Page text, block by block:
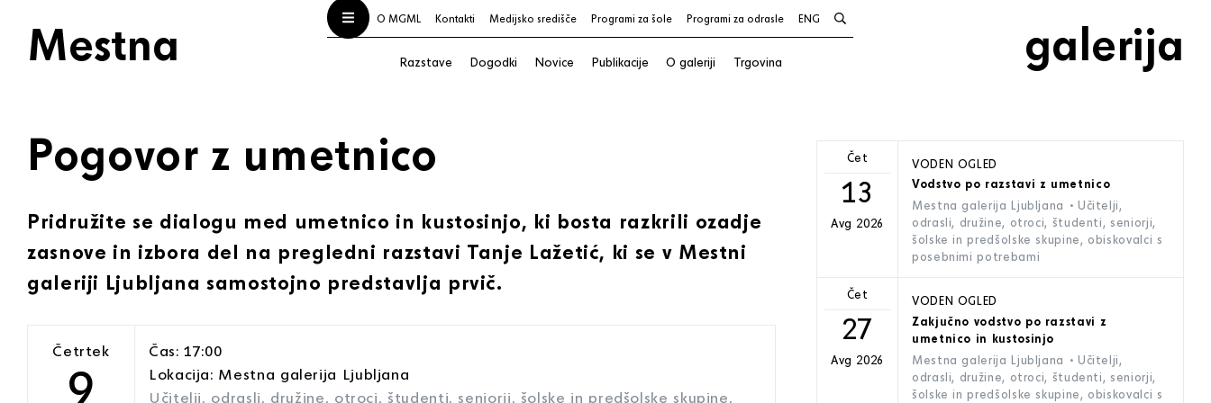
Mestna O MGML Kontakti Medijsko središče Programi za šole Programi za odrasle ENG
Razstave Dogodki Novice Publikacije O galeriji Trgovina
galerija
Pogovor z umetnico
Pridružite se dialogu med umetnico in kustosinjo, ki bosta razkrili ozadje
zasnove in izbora del na pregledni razstavi Tanje Lažetić, ki se v Mestni
galeriji Ljubljana samostojno predstavlja prvič.
Četrtek
Čas: 17:00
Lokacija: Mestna galerija Ljubljana
Učitelji, odrasli, družine, otroci, študenti, seniorji, šolske in predšolske skupine,
Čet
13
Avg 2026
VODEN OGLED
Vodstvo po razstavi z umetnico
Mestna galerija Ljubljana • Učitelji,
odrasli, družine, otroci, študenti, seniorji,
šolske in predšolske skupine, obiskovalci s
posebnimi potrebami
Čet
27
Avg 2026
VODEN OGLED
Zakjučno vodstvo po razstavi z
umetnico in kustosinjo
Mestna galerija Ljubljana • Učitelji,
odrasli, družine, otroci, študenti, seniorji,
šolske in predšolske skupine, obiskovalci s